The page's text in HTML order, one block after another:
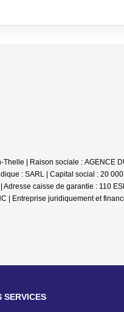
| Raison sociale : AGENCE
: SARL | Capital social : 20 000
caisse de garantie : 110
|
Entreprise juridiquement et
SERVICES